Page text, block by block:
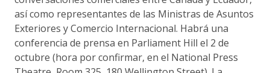
así como representantes de las Ministras de Asuntos
Exteriores y Comercio Internacional. Habrá una
conferencia de prensa en Parliament Hill el 2 de
octubre (hora por confirmar, en el National Press